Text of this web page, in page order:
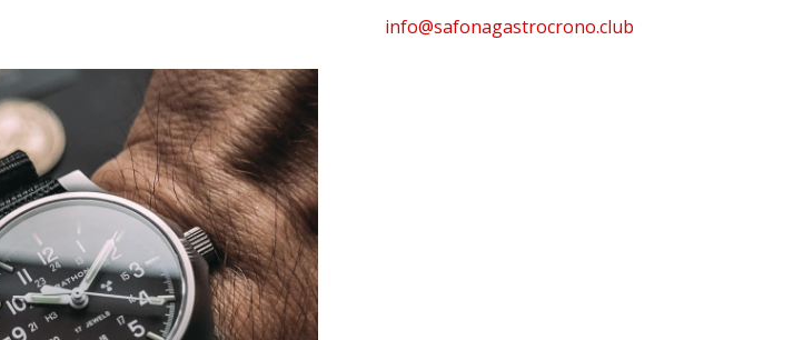
info@safonagastrocrono.club